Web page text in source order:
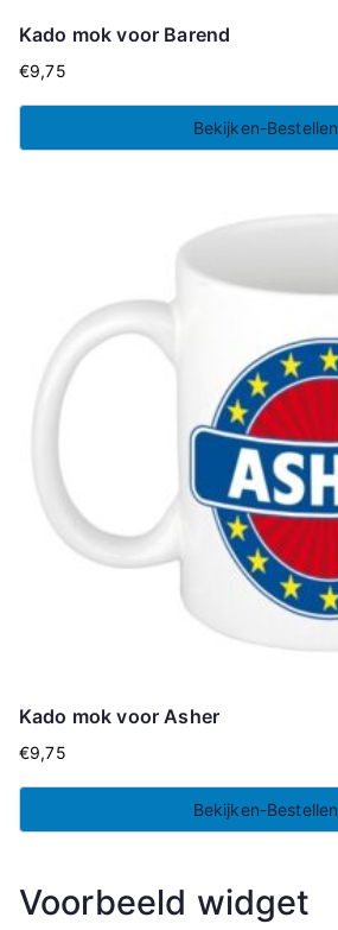
Kado mok voor Barend
€9,75
Bekijken-Bestellen
Kado mok voor Asher
€9,75
Bekijken-Bestellen
Voorbeeld widget